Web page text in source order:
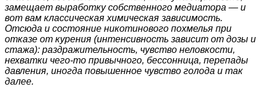
замещает выработку собственного медиатора — и
вот вам классическая химическая зависимость.
Отсюда и состояние никотинового похмелья при
отказе от курения (интенсивность зависит от дозы и
стажа): раздражительность, чувство неловкости,
нехватки чего-то привычного, бессонница, перепады
давления, иногда повышенное чувство голода и так
далее.